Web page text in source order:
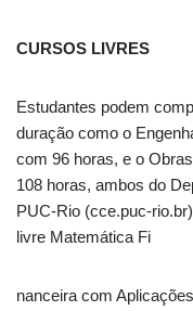
CURSOS LIVRES
Estudantes podem
duração como o
com 96 horas, e o
108 horas, ambos do
PUC-Rio (cce.puc-
livre Matemática Fi
nanceira com